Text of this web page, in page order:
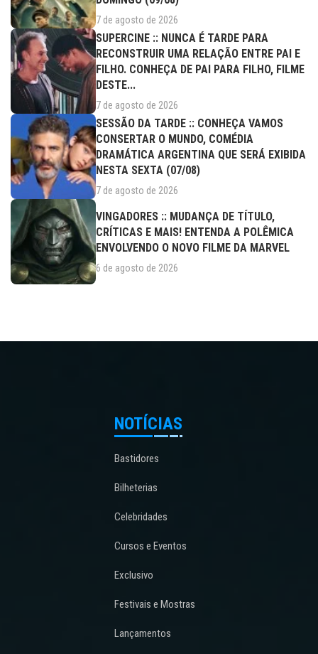
7 de agosto de 2026
SUPERCINE :: NUNCA É TARDE PARA
RECONSTRUIR UMA RELAÇÃO ENTRE PAI E
FILHO. CONHEÇA DE PAI PARA FILHO, FILME
DESTE...
7 de agosto de 2026
SESSÃO DA TARDE :: CONHEÇA VAMOS
CONSERTAR O MUNDO, COMÉDIA
DRAMÁTICA ARGENTINA QUE SERÁ EXIBIDA
NESTA SEXTA (07/08)
7 de agosto de 2026
VINGADORES :: MUDANÇA DE TÍTULO,
CRÍTICAS E MAIS! ENTENDA A POLÊMICA
ENVOLVENDO O NOVO FILME DA MARVEL
6 de agosto de 2026
NOTÍCIAS
Bastidores
Bilheterias
Celebridades
Cursos e Eventos
Exclusivo
Festivais e Mostras
Lançamentos